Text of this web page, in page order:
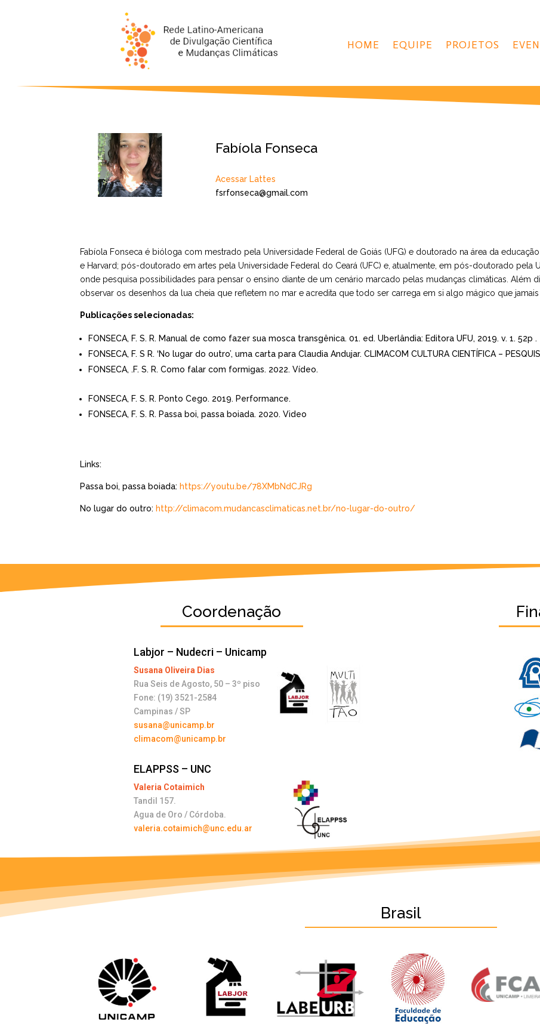
HOME EQUIPE PROJETOS
Fabíola Fonseca
Acessar Lattes
fsrfonseca@gmail.com
Fabíola Fonseca é bióloga com mestrado pela Universidade Federal de Goiás (UFG) e doutorado na área da
e Harvard; pós-doutorado em artes pela Universidade Federal do Ceará (UFC) e, atualmente, em pós-doutorado pela
onde pesquisa possibilidades para pensar o ensino diante de um cenário marcado pelas mudanças climáticas. Além
observar os desenhos da lua cheia que refletem no mar e acredita que todo ser carrega em si algo mágico que
Publicações selecionadas:
FONSECA, F. S. R. Manual de como fazer sua mosca transgênica. 01. ed. Uberlândia: Editora UFU, 2019. v. 1. 52p .
FONSECA, F. S R. ‘No lugar do outro’, uma carta para Claudia Andujar. CLIMACOM CULTURA CIENTÍFICA –
FONSECA, .F. S. R. Como falar com formigas. 2022. Vídeo.
FONSECA, F. S. R. Ponto Cego. 2019. Performance.
FONSECA, F. S. R. Passa boi, passa boiada. 2020. Video
Links:
Passa boi, passa boiada: https://youtu.be/78XMbNdCJRg
No lugar do outro: http://climacom.mudancasclimaticas.net.br/no-lugar-do-outro/
Coordenação
Labjor – Nudecri – Unicamp
Susana Oliveira Dias
Rua Seis de Agosto, 50 – 3º piso
Fone: (19) 3521-2584
Campinas / SP
susana@unicamp.br
climacom@unicamp.br
ELAPPSS – UNC
Valeria Cotaimich
Tandil 157.
Agua de Oro / Córdoba.
valeria.cotaimich@unc.edu.ar
Brasil